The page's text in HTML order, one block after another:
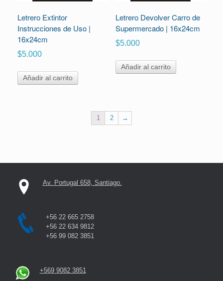
Letrero Extintor
Instrucciones de Uso |
16x24cm
$5.000
Añadir al carrito
Letrero Devolver Carro de
Supermercado | 16x24cm
$5.000
Añadir al carrito
1 2 →
Av. Portugal 658, Santiago.
+56 22 665 2758
+56 22 634 9812
+56 99 082 3851
+569 9082 3851